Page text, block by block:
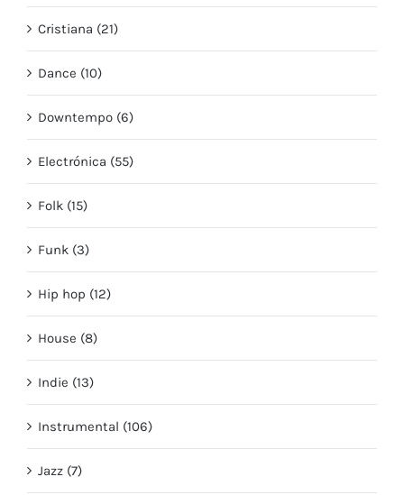
Cristiana (21)
Dance (10)
Downtempo (6)
Electrónica (55)
Folk (15)
Funk (3)
Hip hop (12)
House (8)
Indie (13)
Instrumental (106)
Jazz (7)